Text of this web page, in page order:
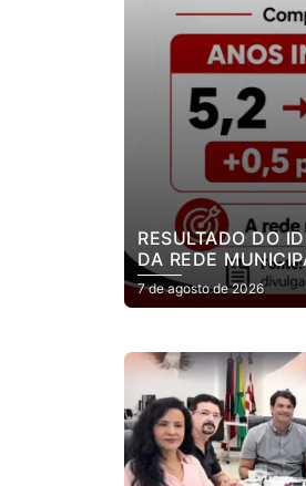
RESULTADO DO
DA REDE
7 de agosto de 2026